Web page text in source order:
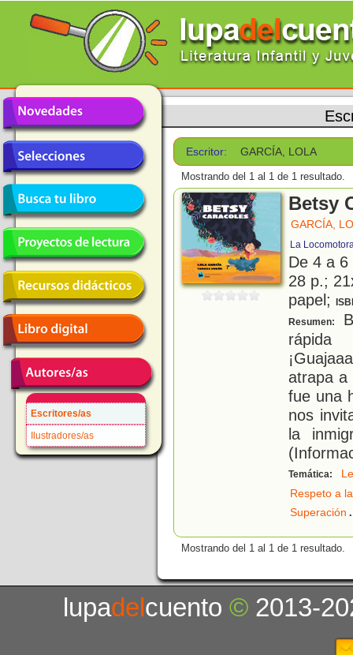
Escritores/as
Ilustradores/as
Escritor: GARCÍA, LOLA
Mostrando del 1 al 1 de 1 resultado.
Betsy
GARCÍA,
La
De 4 a
28 p.;
papel;
Resumen:
atrapa a
fue una
nos
la
Temática:
Respeto a
Superación .
Mostrando del 1 al 1 de 1 resultado.
lupadelcuento© 2013-